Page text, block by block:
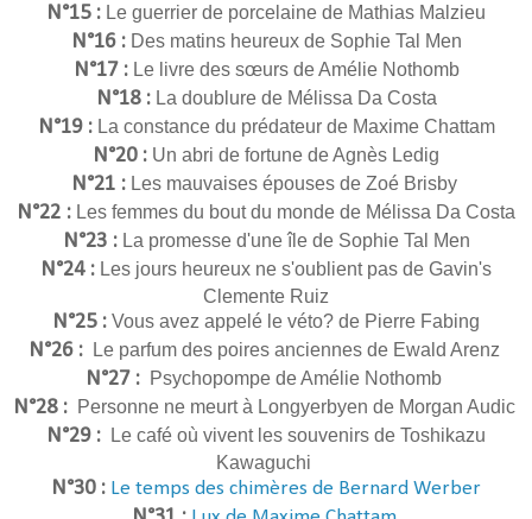
N°15 : Le guerrier de porcelaine de Mathias Malzieu
N°16 : Des matins heureux de Sophie Tal Men
N°17 : Le livre des sœurs de Amélie Nothomb
N°18 : La doublure de Mélissa Da Costa
N°19 : La constance du prédateur de Maxime Chattam
N°20 : Un abri de fortune de Agnès Ledig
N°21 : Les mauvaises épouses de Zoé Brisby
N°22 : Les femmes du bout du monde de Mélissa Da Costa
N°23 : La promesse d'une île de Sophie Tal Men
N°24 : Les jours heureux ne s'oublient pas de Gavin's
Clemente Ruiz
N°25 : Vous avez appelé le véto? de Pierre Fabing
N°26 : Le parfum des poires anciennes de Ewald Arenz
N°27 : Psychopompe de Amélie Nothomb
N°28 : Personne ne meurt à Longyerbyen de Morgan Audic
N°29 :
Le café où vivent les souvenirs de Toshikazu
Kawaguchi
N°30 : Le temps des chimères de Bernard Werber